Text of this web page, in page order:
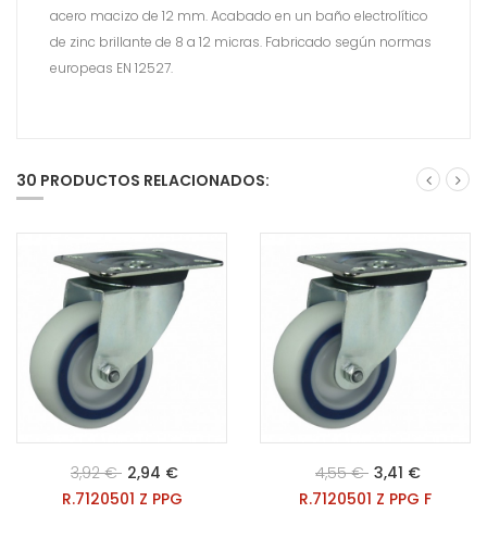
acero macizo de 12 mm. Acabado en un baño electrolítico
de zinc brillante de 8 a 12 micras. Fabricado según normas
europeas EN 12527.
30 PRODUCTOS RELACIONADOS:
3,92 € 2,94 €
R.7120501 Z PPG
4,55 € 3,41 €
R.7120501 Z PPG F